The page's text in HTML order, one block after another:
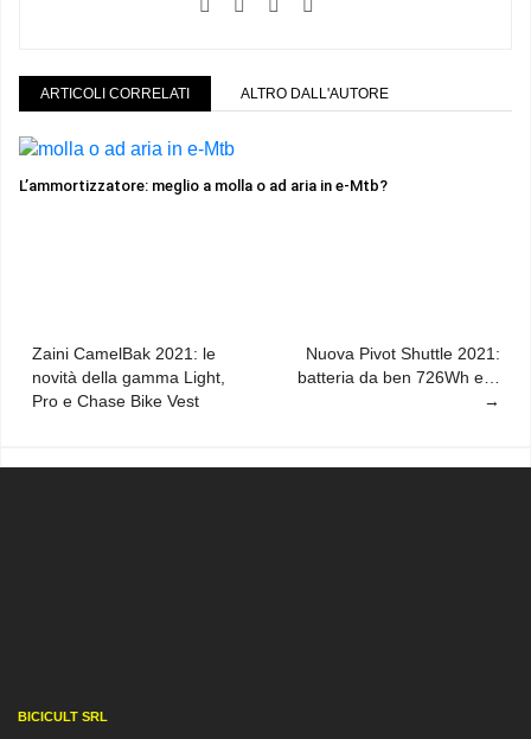
ARTICOLI CORRELATI ALTRO DALL'AUTORE
L’ammortizzatore: meglio a molla o ad aria in e-Mtb?
Navigazione
articoli
Zaini CamelBak 2021: le
novità della gamma Light,
Pro e Chase Bike Vest
Nuova Pivot Shuttle 2021:
batteria da ben 726Wh e…
BICICULT SRL